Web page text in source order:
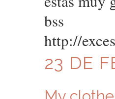
bss
http://
23 DE